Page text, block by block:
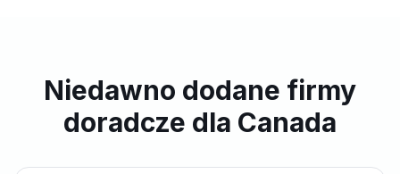
Niedawno dodane firmy
doradcze dla Canada